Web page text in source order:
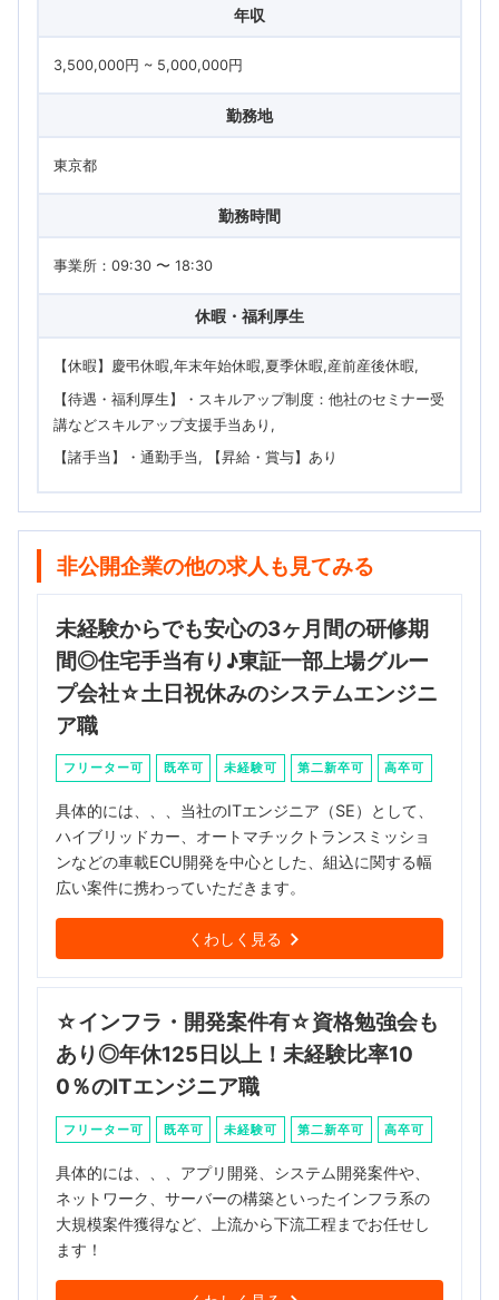
年収
3,500,000円 ~ 5,000,000円
勤務地
東京都
勤務時間
事業所：09:30 〜 18:30
休暇・福利厚生
【休暇】慶弔休暇,年末年始休暇,夏季休暇,産前産後休暇
【待遇・福利厚生】・スキルアップ制度：他社のセミナー受
講などスキルアップ支援手当あり
【諸手当】・通勤手当
【昇給・賞与】あり
非公開企業の他の求人も見てみる
未経験からでも安心の3ヶ月間の研修期
間◎住宅手当有り♪東証一部上場グルー
プ会社☆土日祝休みのシステムエンジニ
ア職
フリーター可 既卒可 未経験可 第二新卒可 高卒可
具体的には、、、当社のITエンジニア（SE）として、
ハイブリッドカー、オートマチックトランスミッショ
ンなどの車載ECU開発を中心とした、組込に関する幅
広い案件に携わっていただきます。
くわしく見る
☆インフラ・開発案件有☆資格勉強会も
あり◎年休125日以上！未経験比率10
0％のITエンジニア職
フリーター可 既卒可 未経験可 第二新卒可 高卒可
具体的には、、、アプリ開発、システム開発案件や、
ネットワーク、サーバーの構築といったインフラ系の
大規模案件獲得など、上流から下流工程までお任せし
ます！